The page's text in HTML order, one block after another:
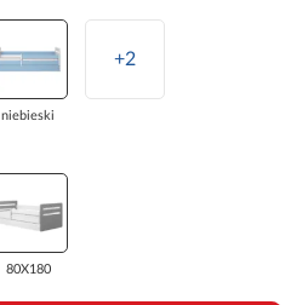
niebieski
+2
80X180